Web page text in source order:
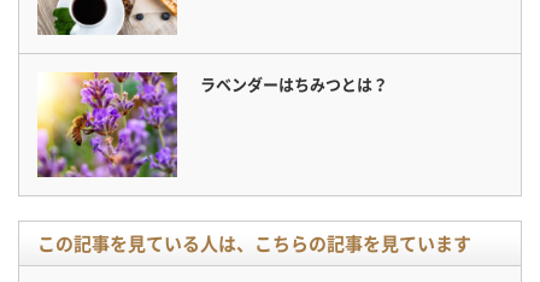
ラベンダーはちみつとは？
この記事を見ている人は、こちらの記事を見ています